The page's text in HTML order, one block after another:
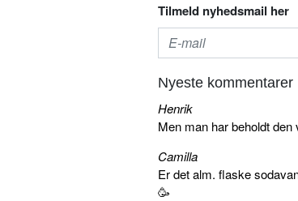
Tilmeld nyhedsmail her
Nyeste kommentarer
Henrik
Men man har beholdt
Camilla
Er det alm. flaske
🥳